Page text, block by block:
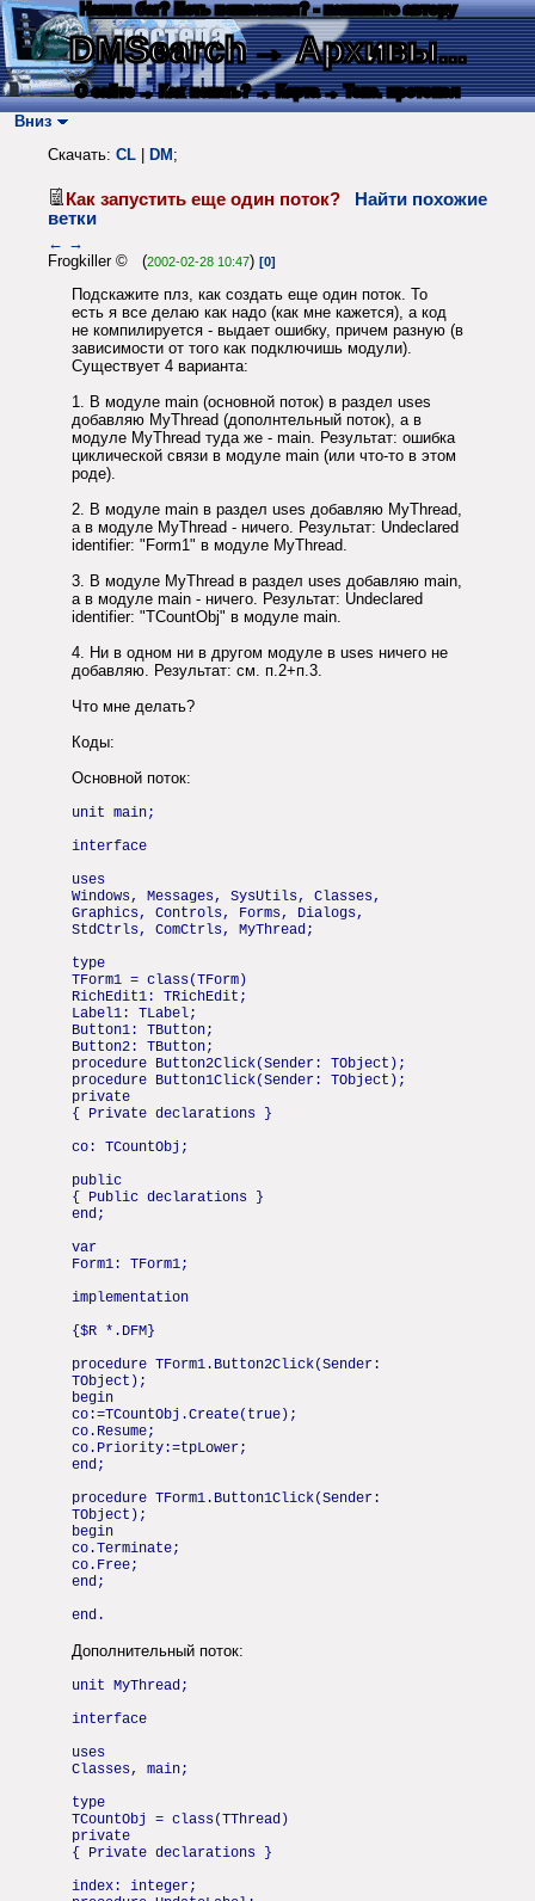
Нашли баг? Есть пожелания? - напишите автору
DMSearch→ Архивы...
О сайте → Как искать? → Карта → Текс. протокол
Вниз
Скачать: CL DM ;
Как запустить еще один поток?
Найти похожие
ветки
← →
Frogkiller © (2002-02-28 10:47) [0]
Подскажите плз, как создать еще один поток. То
есть я все делаю как надо (как мне кажется), а код
не компилируется - выдает ошибку, причем разную (в
зависимости от того как подключишь модули).
Существует 4 варианта:
1. В модуле main (основной поток) в раздел uses
добавляю MyThread (дополнтельный поток), а в
модуле MyThread туда же - main. Результат: ошибка
циклической связи в модуле main (или что-то в этом
роде).
2. В модуле main в раздел uses добавляю MyThread,
а в модуле MyThread - ничего. Результат: Undeclared
identifier: "Form1" в модуле MyThread.
3. В модуле MyThread в раздел uses добавляю main,
а в модуле main - ничего. Результат: Undeclared
identifier: "TCountObj" в модуле main.
4. Ни в одном ни в другом модуле в uses ничего не
добавляю. Результат: см. п.2+п.3.
Что мне делать?
Коды:
Основной поток:
unit main;
interface
uses
Windows, Messages, SysUtils, Classes,
Graphics, Controls, Forms, Dialogs,
StdCtrls, ComCtrls, MyThread;
type
TForm1 = class(TForm)
RichEdit1: TRichEdit;
Label1: TLabel;
Button1: TButton;
Button2: TButton;
procedure Button2Click(Sender: TObject);
procedure Button1Click(Sender: TObject);
private
{ Private declarations }
co: TCountObj;
public
{ Public declarations }
end;
var
Form1: TForm1;
implementation
{$R *.DFM}
procedure TForm1.Button2Click(Sender:
TObject);
begin
co:=TCountObj.Create(true);
co.Resume;
co.Priority:=tpLower;
end;
procedure TForm1.Button1Click(Sender:
TObject);
begin
co.Terminate;
co.Free;
end;
end.
Дополнительный поток:
unit MyThread;
interface
uses
Classes, main;
type
TCountObj = class(TThread)
private
{ Private declarations }
index: integer;